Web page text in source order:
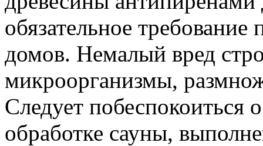
обязательное
домов. Немалый вред
микроорганизмы,
Следует побеспокоиться
обработке сауны,